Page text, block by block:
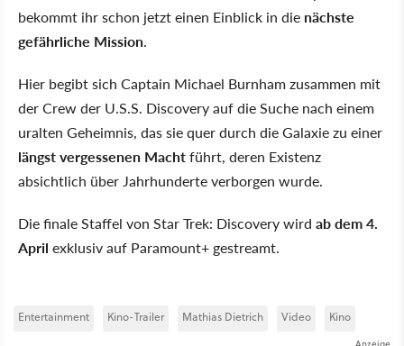
bekommt ihr schon jetzt einen Einblick in die nächste
gefährliche Mission.
Hier begibt sich Captain Michael Burnham zusammen mit
der Crew der U.S.S. Discovery auf die Suche nach einem
uralten Geheimnis, das sie quer durch die Galaxie zu einer
längst vergessenen Machtführt, deren Existenz
absichtlich über Jahrhunderte verborgen wurde.
Die finale Staffel von Star Trek: Discovery wird ab dem 4.
April exklusiv auf Paramount+ gestreamt.
Entertainment Kino-Trailer Mathias Dietrich Video Kino